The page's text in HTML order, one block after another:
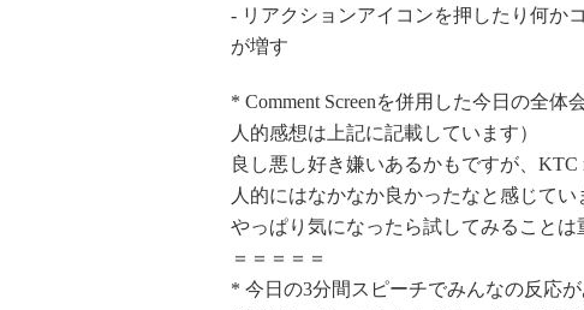
- リアクションアイコンを押したり何か
が増す
* Comment Screenを併用した今日の全
人的感想は上記に記載しています）
良し悪し好き嫌いあるかもですが、
人的にはなかなか良かったなと感じてい
やっぱり気になったら試してみることは
＝＝＝＝＝
* 今日の3分間スピーチでみんなの反応